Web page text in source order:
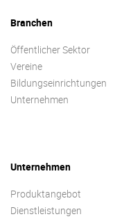
Branchen
Öffentlicher Sektor
Vereine
Bildungseinrichtungen
Unternehmen
Unternehmen
Produktangebot
Dienstleistungen